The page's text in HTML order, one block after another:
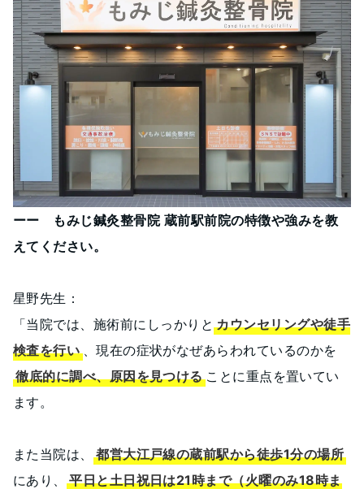
ーー もみじ鍼灸整骨院 蔵前駅前院の特徴や強みを教
えてください。
星野先生：
「当院では、施術前にしっかりとカウンセリングや徒手
検査を行い、現在の症状がなぜあらわれているのかを
徹底的に調べ、原因を見つける ことに重点を置いてい
ます。
また当院は、
都営大江戸線の蔵前駅から徒歩1分の場所
にあり、
平日と土日祝日は21時まで（火曜のみ18時ま